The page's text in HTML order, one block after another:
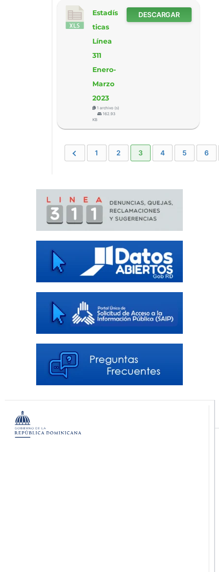
Estadís
ticas
Línea
311
Enero-
Marzo
2023
1 archivo (s)
162.93
KB
DESCARGAR
1 2 3 4 5 6